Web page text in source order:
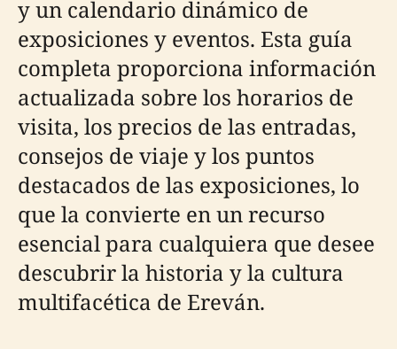
y un calendario dinámico de
exposiciones y eventos. Esta guía
completa proporciona información
actualizada sobre los horarios de
visita, los precios de las entradas,
consejos de viaje y los puntos
destacados de las exposiciones, lo
que la convierte en un recurso
esencial para cualquiera que desee
descubrir la historia y la cultura
multifacética de Ereván.